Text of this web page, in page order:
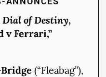
Dial of Destiny,
v Ferrari,”
(“Fleabag”),